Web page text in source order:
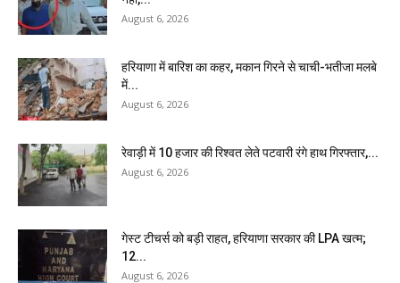
August 6, 2026
हरियाणा में बारिश का कहर, मकान गिरने से चाची-भतीजा मलबे
में...
August 6, 2026
रेवाड़ी में 10 हजार की रिश्वत लेते पटवारी रंगे हाथ गिरफ्तार,...
August 6, 2026
गेस्ट टीचर्स को बड़ी राहत, हरियाणा सरकार की LPA खत्म;
12...
August 6, 2026